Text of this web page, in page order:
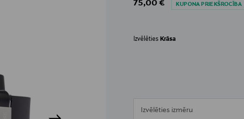
Original Price
75,00 € KUPONA PRIEKŠROCĪBA
IzvēlētiesKrāsa
Izvēlēties izmēru
null